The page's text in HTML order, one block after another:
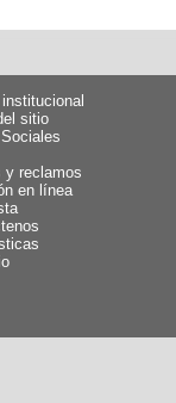
sitio
y reclamos
en línea